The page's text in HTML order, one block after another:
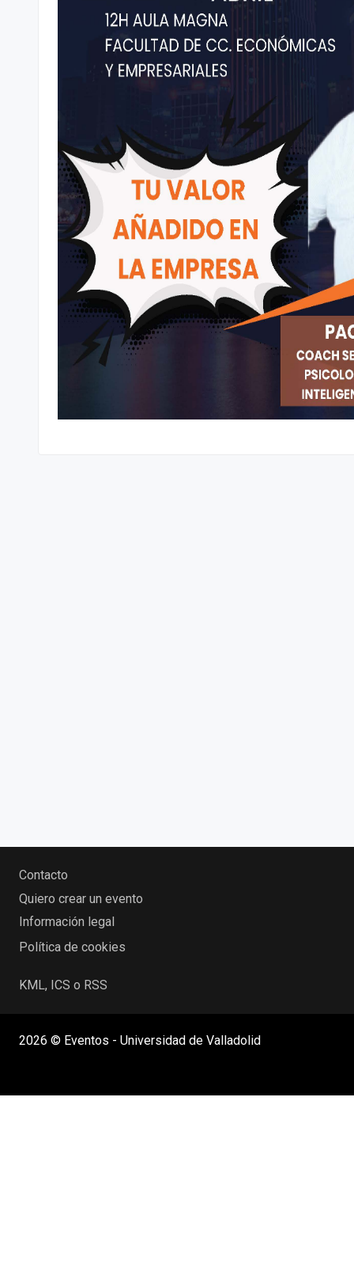
Contacto
Quiero crear un evento
Información legal
Política de cookies
KML, ICS o RSS
2026 © Eventos - Universidad de Valladolid